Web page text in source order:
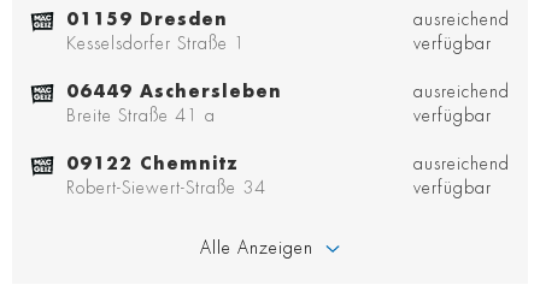
01159 Dresden
Kesselsdorfer Straße 1
ausreichend
verfügbar
06449 Aschersleben
Breite Straße 41 a
ausreichend
verfügbar
09122 Chemnitz
Robert-Siewert-Straße 34
ausreichend
verfügbar
Alle Anzeigen